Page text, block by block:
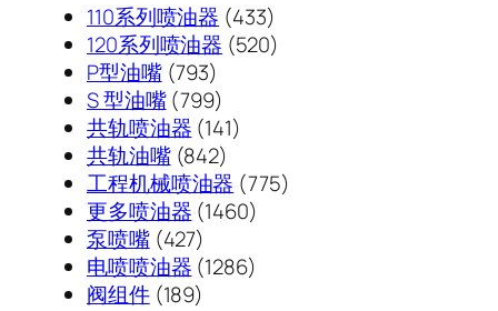
110系列喷油器 433433
个
120系列喷油器 520520
P型油嘴 793793
个
产
品
S 型油嘴 799799
个
产
品
共轨喷油器 141141
产
品
共轨油嘴 842842
个
产
工程机械喷油器 775775
更多喷油器 14601460
产
泵喷嘴 427427
个
产
电喷喷油器 12861286
阀组件 189189